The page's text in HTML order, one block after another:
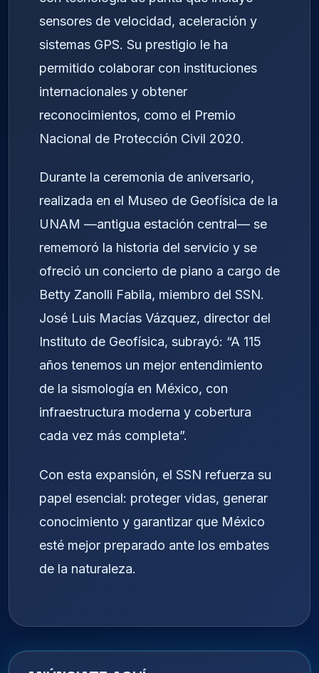
sensores de velocidad, aceleración y
sistemas GPS. Su prestigio le ha
permitido colaborar con instituciones
internacionales y obtener
reconocimientos, como el Premio
Nacional de Protección Civil 2020.
Durante la ceremonia de aniversario,
realizada en el Museo de Geofísica de la
UNAM —antigua estación central— se
rememoró la historia del servicio y se
ofreció un concierto de piano a cargo de
Betty Zanolli Fabila, miembro del SSN.
José Luis Macías Vázquez, director del
Instituto de Geofísica, subrayó: “A 115
años tenemos un mejor entendimiento
de la sismología en México, con
infraestructura moderna y cobertura
cada vez más completa”.
Con esta expansión, el SSN refuerza su
papel esencial: proteger vidas, generar
conocimiento y garantizar que México
esté mejor preparado ante los embates
de la naturaleza.